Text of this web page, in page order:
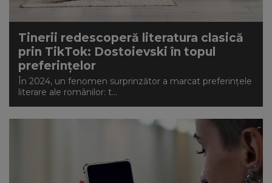
Tinerii redescoperă literatura clasică
prin TikTok: Dostoievski în topul
preferințelor
În 2024, un fenomen surprinzător a marcat preferințele
literare ale românilor: t...